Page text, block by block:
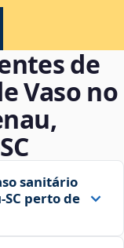
de
Vaso no
sanitário
perto de